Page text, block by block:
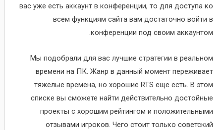
вас уже есть аккаунт в конференции, то для доступа ко
всем функциям сайта вам достаточно войти в
конференции под своим аккаунтом.
Мы подобрали для вас лучшие стратегии в реальном
времени на ПК. Жанр в данный момент переживает
тяжелые времена, но хорошие RTS еще есть. В этом
списке вы сможете найти действительно достойные
проекты с хорошим рейтингом и положительными
отзывами игроков. Чего стоит только советский